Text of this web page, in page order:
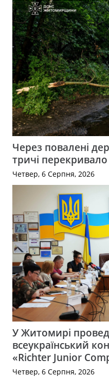
Через повалені
тричі
Четвер, 6 Серпня, 2026
У Житомирі
всеукраїнський
«Richter Junior
Четвер, 6 Серпня, 2026